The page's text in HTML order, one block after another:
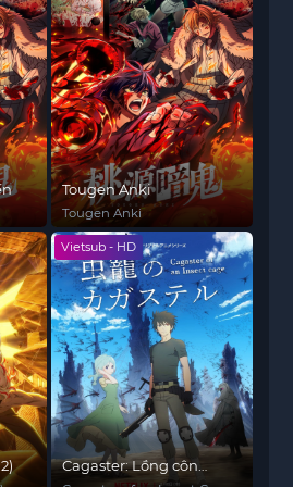
Tougen Anki
Tougen Anki
Vietsub - HD
Cagaster: Lồng côn